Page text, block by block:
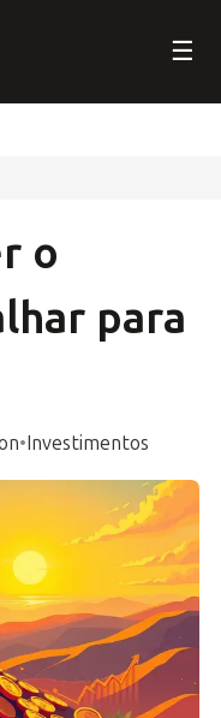
☰
o
para
•Investimentos